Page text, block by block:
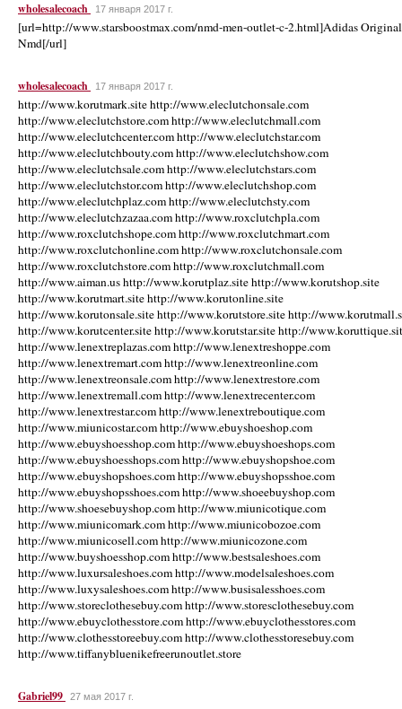
wholesalecoach 17 января 2017 г.
[url=http://www.starsboostmax.com/nmd-men-outlet-c-2.html]Adidas
Nmd[/url]
wholesalecoach 17 января 2017 г.
http://www.korutmark.site http://www.eleclutchonsale.com
http://www.eleclutchstore.com http://www.eleclutchmall.com
http://www.eleclutchcenter.com http://www.eleclutchstar.com
http://www.eleclutchbouty.com http://www.eleclutchshow.com
http://www.eleclutchsale.com http://www.eleclutchstars.com
http://www.eleclutchstor.com http://www.eleclutchshop.com
http://www.eleclutchplaz.com http://www.eleclutchsty.com
http://www.eleclutchzazaa.com http://www.roxclutchpla.com
http://www.roxclutchshope.com http://www.roxclutchmart.com
http://www.roxclutchonline.com http://www.roxclutchonsale.com
http://www.roxclutchstore.com http://www.roxclutchmall.com
http://www.aiman.us http://www.korutplaz.site http://www.korutshop.site
http://www.korutmart.site http://www.korutonline.site
http://www.korutonsale.site http://www.korutstore.site http://
http://www.korutcenter.site http://www.korutstar.site http://
http://www.lenextreplazas.com http://www.lenextreshoppe.com
http://www.lenextremart.com http://www.lenextreonline.com
http://www.lenextreonsale.com http://www.lenextrestore.com
http://www.lenextremall.com http://www.lenextrecenter.com
http://www.lenextrestar.com http://www.lenextreboutique.com
http://www.miunicostar.com http://www.ebuyshoeshop.com
http://www.ebuyshoesshop.com http://www.ebuyshoeshops.com
http://www.ebuyshoesshops.com http://www.ebuyshopshoe.com
http://www.ebuyshopshoes.com http://www.ebuyshopsshoe.com
http://www.ebuyshopsshoes.com http://www.shoeebuyshop.com
http://www.shoesebuyshop.com http://www.miunicotique.com
http://www.miunicomark.com http://www.miunicobozoe.com
http://www.miunicosell.com http://www.miunicozone.com
http://www.buyshoesshop.com http://www.bestsaleshoes.com
http://www.luxursaleshoes.com http://www.modelsaleshoes.com
http://www.luxysaleshoes.com http://www.busisalesshoes.com
http://www.storeclothesebuy.com http://www.storesclothesebuy.com
http://www.ebuyclothesstore.com http://www.ebuyclothesstores.com
http://www.clothesstoreebuy.com http://www.clothesstoresebuy.com
http://www.tiffanybluenikefreerunoutlet.store
Gabriel99 27 мая 2017 г.